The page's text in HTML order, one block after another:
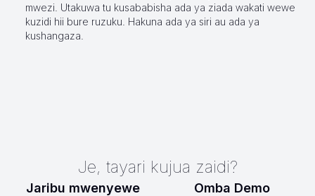
mwezi. Utakuwa tu kusababisha ada ya ziada wakati wewe
kuzidi hii bure ruzuku. Hakuna ada ya siri au ada ya
kushangaza.
Je, tayari kujua zaidi?
Jaribu mwenyewe Omba Demo